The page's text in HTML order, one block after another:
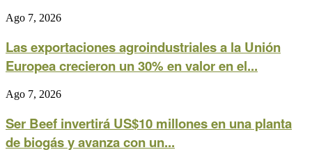
Ago 7, 2026
Las exportaciones agroindustriales a la Unión
Europea crecieron un 30% en valor en el...
Ago 7, 2026
Ser Beef invertirá US$10 millones en una planta
de biogás y avanza con un...